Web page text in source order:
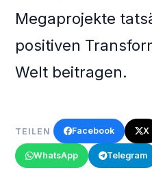
Megaprojekte
positiven
Welt beitragen.
TEILEN Facebook X
WhatsApp Telegram